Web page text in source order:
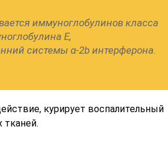
иммуноглобулинов класса
Е,
системы α-2b интерферона.
курирует воспалительный